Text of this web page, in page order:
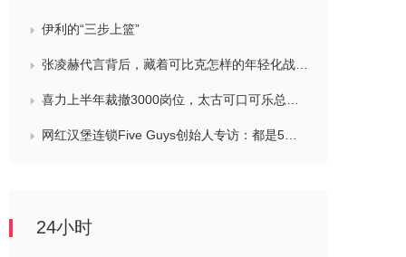
伊利的“三步上篮”
张凌赫代言背后，藏着可比克怎样的年轻化战略？
喜力上半年裁撤3000岗位，太古可口可乐总裁说饮料品类增长态势良好，华润饮料下半年要打三场关键战役，帝亚吉欧新帅努力应对白酒市场影响
网红汉堡连锁Five Guys创始人专访：都是5个儿子和妻子在打理，绝不会与麦当劳正面竞争，要公司上市或卖盘的建议不时出现
24小时